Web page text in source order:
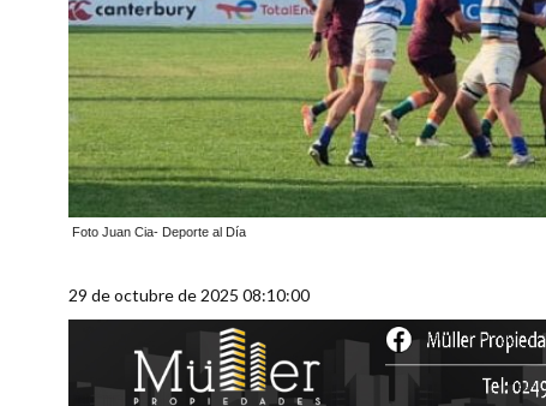
Foto Juan Cia- Deporte al Día
29 de octubre de 2025 08:10:00